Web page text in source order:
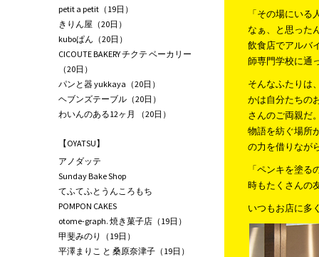
「その場にい
なぁ、と思った
飲食店でアルバ
師専門学校に通
そんなふたりは
かは自分たちの
さんのご両親だ
物語を紡ぐ場所
の力を借りなが
「ペンキを塗
時もたくさんの
いつもお店に多
petit a petit（19日）
きりん屋（20日）
kuboぱん（20日）
CICOUTE BAKERY チクテ ベーカリー
（20日）
パンと器 yukkaya（20日）
ヘブンズテーブル（20日）
わいんのある12ヶ月 （20日）
【OYATSU】
アノダッテ
Sunday Bake Shop
てふてふとうんころもち
POMPON CAKES
otome-graph. 焼き菓子店（19日）
甲斐みのり（19日）
平澤まりこ と 桑原奈津子（19日）